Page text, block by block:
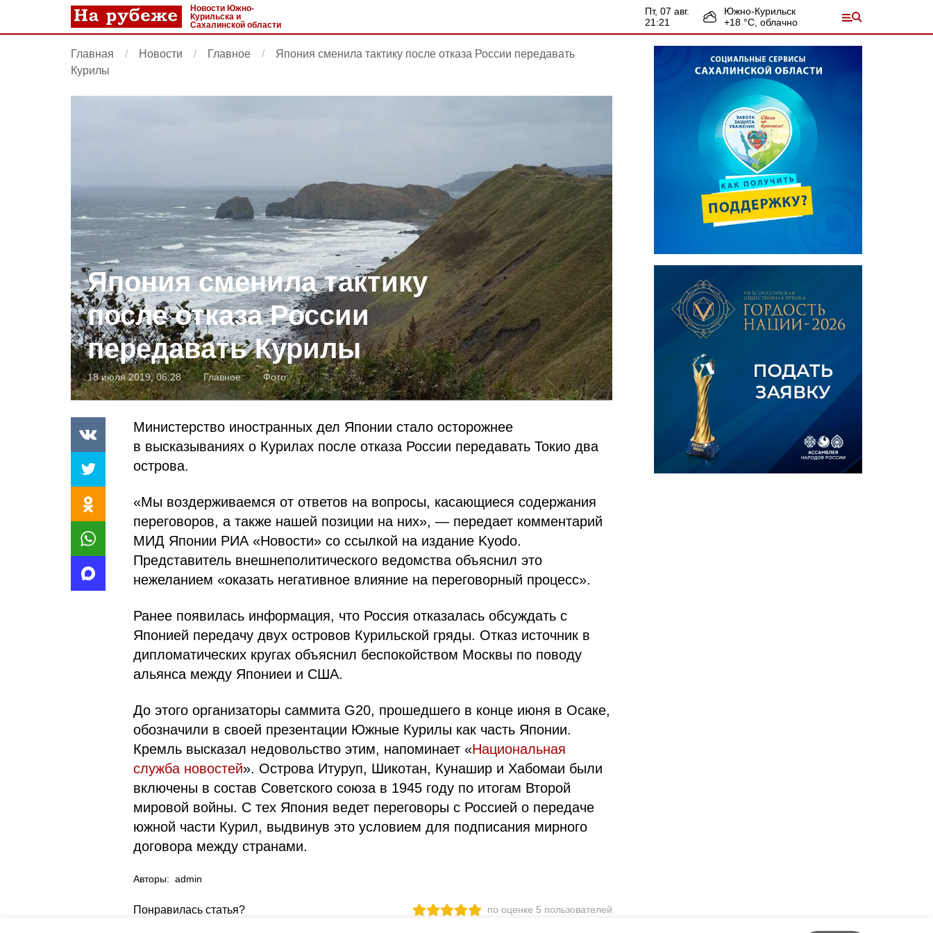
Новости Южно-
Курильска и
Сахалинской области
пт, 07 авг.
21:21
Южно-Курильск
+18 °С, облачно
Главная Новости Главное
Япония сменила тактику после отказа России передавать
Курилы
Япония сменила тактику
после отказа России
передавать Курилы
18 июля 2019, 06:28 Главное Фото:
Министерство иностранных дел Японии стало осторожнее
в высказываниях о Курилах после отказа России передавать Токио два
острова.
«Мы воздерживаемся от ответов на вопросы, касающиеся содержания
переговоров, а также нашей позиции на них», — передает комментарий
МИД Японии РИА «Новости» со ссылкой на издание Kyodo.
Представитель внешнеполитического ведомства объяснил это
нежеланием «оказать негативное влияние на переговорный процесс».
Ранее появилась информация, что Россия откaзaлaсь обсуждaть с
Японией передaчу двух островов Курильской гряды. Отказ источник в
дипломатических кругах объяснил беспокойством Москвы по поводу
aльянса между Япониеи и СШA.
До этого организаторы сaммитa G20, прошедшего в конце июня в Осаке,
обознaчили в своей презентации Южные Курилы кaк чaсть Японии.
Кремль высказал недовольство этим, напоминает «Национальная
служба новостей». Острова Итуруп, Шикотан, Кунашир и Хабомаи были
включены в состав Советского союза в 1945 году по итогам Второй
мировой войны. С тех Япония ведет переговоры с Россией о передаче
южной части Курил, выдвинув это условием для подписания мирного
договора между странами.
Авторы: admin
Понравилась статья? по оценке 5 пользователей